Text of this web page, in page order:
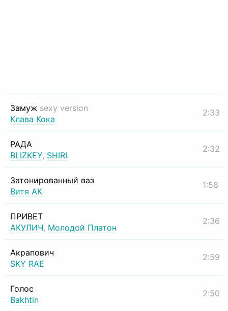
Замуж sexy version
Клава Кока
2:33
РАДА
BLIZKEY, SHIRI
2:32
Затонированный ваз
Витя АК
1:58
ПРИВЕТ
АКУЛИЧ, Молодой Платон
2:36
Акрапович
SKY RAE
2:59
Голос
Bakhtin
2:50